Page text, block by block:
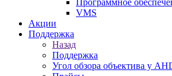
Программное
VMS
Акции
Поддержка
Назад
Поддержка
Угол обзора объектива у